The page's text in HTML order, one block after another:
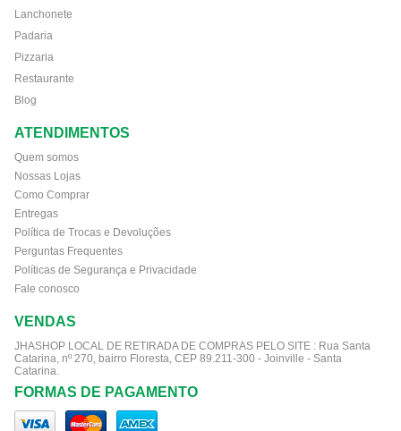
Lanchonete
Padaria
Pizzaria
Restaurante
Blog
ATENDIMENTOS
Quem somos
Nossas Lojas
Como Comprar
Entregas
Política de Trocas e Devoluções
Perguntas Frequentes
Políticas de Segurança e Privacidade
Fale conosco
VENDAS
JHASHOP LOCAL DE RETIRADA DE COMPRAS PELO SITE : Rua Santa
Catarina, nº 270, bairro Floresta, CEP 89.211-300 - Joinville - Santa
Catarina.
FORMAS DE PAGAMENTO